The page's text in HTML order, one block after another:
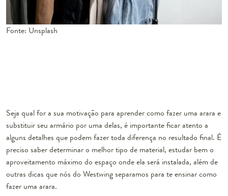
Fonte: Unsplash
Seja qual for a sua motivação para aprender como fazer uma arara e
substituir seu armário por uma delas, é importante ficar atento a
alguns detalhes que podem fazer toda diferença no resultado final. É
preciso saber determinar o melhor tipo de material, estudar bem o
aproveitamento máximo do espaço onde ela será instalada, além de
outras dicas que nós do Westwing separamos para te ensinar como
fazer uma arara.